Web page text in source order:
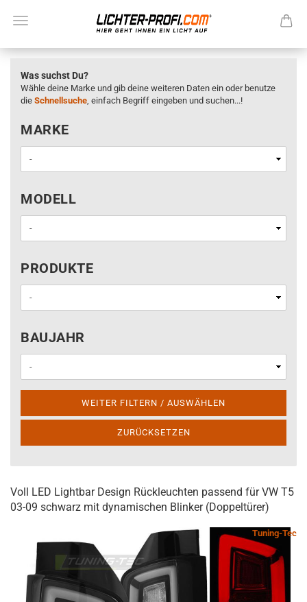
Was suchst Du?
Wähle deine Marke und gib deine weiteren Daten ein oder benutze
die Schnellsuche, einfach Begriff eingeben und suchen...!
MARKE
MARKE
MODELL
MODELL
PRODUKTE
PRODUKTE
BAUJAHR
BAUJAHR
WEITER FILTERN / AUSWÄHLEN
ZURÜCKSETZEN
Voll LED Lightbar Design Rückleuchten passend für VW T5
03-09 schwarz mit dynamischen Blinker (Doppeltürer)
Tuning-Tec